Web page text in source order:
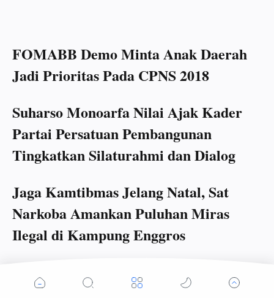
FOMABB Demo Minta Anak Daerah
Jadi Prioritas Pada CPNS 2018
Suharso Monoarfa Nilai Ajak Kader
Partai Persatuan Pembangunan
Tingkatkan Silaturahmi dan Dialog
Jaga Kamtibmas Jelang Natal, Sat
Narkoba Amankan Puluhan Miras
Ilegal di Kampung Enggros